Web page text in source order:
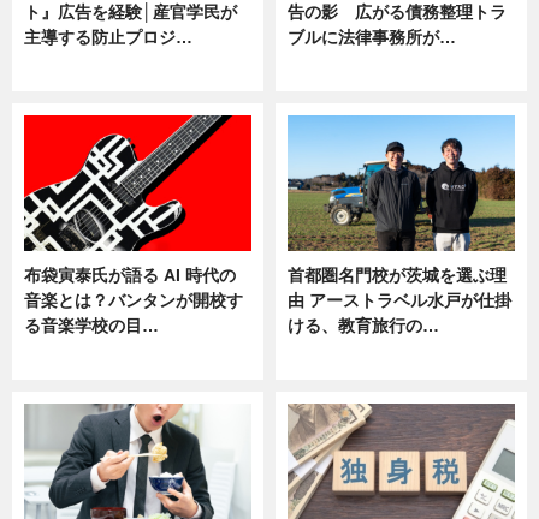
ト』広告を経験│産官学民が
主導する防止プロジ…
告の影 広がる債務整理トラ
ブルに法律事務所が…
布袋寅泰氏が語る AI 時代の
音楽とは？バンタンが開校す
る音楽学校の目…
首都圏名門校が茨城を選ぶ理
由 アーストラベル水戸が仕掛
ける、教育旅行の…